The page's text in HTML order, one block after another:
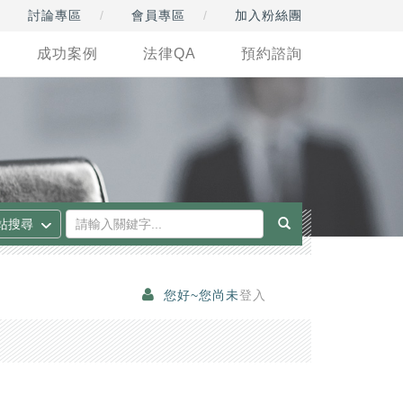
討論專區 會員專區 加入粉絲團
成功案例 法律QA 預約諮詢
您好~您尚未登入